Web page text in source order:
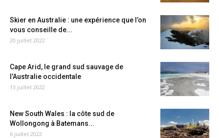
Skier en Australie : une expérience que l’on
vous conseille de...
20 juillet 2022
Cape Arid, le grand sud sauvage de
l’Australie occidentale
13 juillet 2022
New South Wales : la côte sud de
Wollongong à Batemans...
6 juillet 2022